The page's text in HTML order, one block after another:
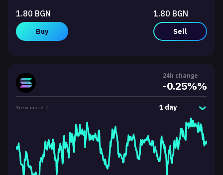
1.80 BGN
Buy
1.80 BGN
Sell
24h change
-0.25%%
View more 1 day